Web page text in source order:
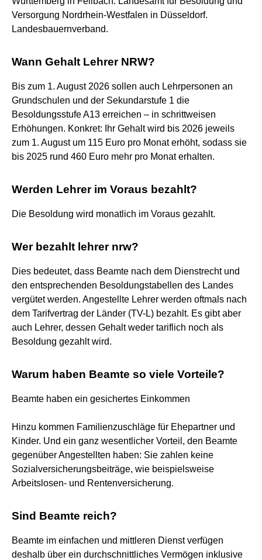
Versorgung Nordrhein-Westfalen in Düsseldorf.
Landesbauernverband.
Wann Gehalt Lehrer NRW?
Bis zum 1. August 2026 sollen auch Lehrpersonen an
Grundschulen und der Sekundarstufe 1 die
Besoldungsstufe A13 erreichen – in schrittweisen
Erhöhungen. Konkret: Ihr Gehalt wird bis 2026 jeweils
zum 1. August um 115 Euro pro Monat erhöht, sodass sie
bis 2025 rund 460 Euro mehr pro Monat erhalten.
Werden Lehrer im Voraus bezahlt?
Die Besoldung wird monatlich im Voraus gezahlt.
Wer bezahlt lehrer nrw?
Dies bedeutet, dass Beamte nach dem Dienstrecht und
den entsprechenden Besoldungstabellen des Landes
vergütet werden. Angestellte Lehrer werden oftmals nach
dem Tarifvertrag der Länder (TV-L) bezahlt. Es gibt aber
auch Lehrer, dessen Gehalt weder tariflich noch als
Besoldung gezahlt wird.
Warum haben Beamte so viele Vorteile?
Beamte haben ein gesichertes Einkommen
Hinzu kommen Familienzuschläge für Ehepartner und
Kinder. Und ein ganz wesentlicher Vorteil, den Beamte
gegenüber Angestellten haben: Sie zahlen keine
Sozialversicherungsbeiträge, wie beispielsweise
Arbeitslosen- und Rentenversicherung.
Sind Beamte reich?
Beamte im einfachen und mittleren Dienst verfügen
deshalb über ein durchschnittliches Vermögen inklusive